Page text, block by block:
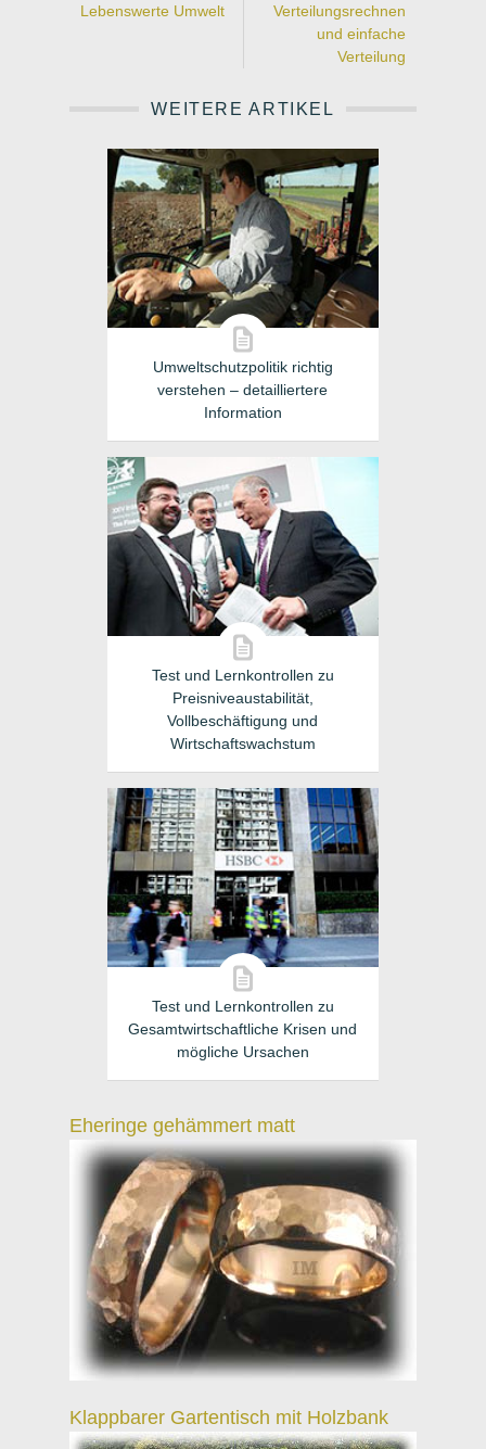
Lebenswerte Umwelt
Verteilungsrechnen
und einfache
Verteilung
WEITERE ARTIKEL
Umweltschutzpolitik richtig
verstehen – detailliertere
Information
Test und Lernkontrollen zu
Preisniveaustabilität,
Vollbeschäftigung und
Wirtschaftswachstum
Test und Lernkontrollen zu
Gesamtwirtschaftliche Krisen und
mögliche Ursachen
Eheringe gehämmert matt
Klappbarer Gartentisch mit Holzbank